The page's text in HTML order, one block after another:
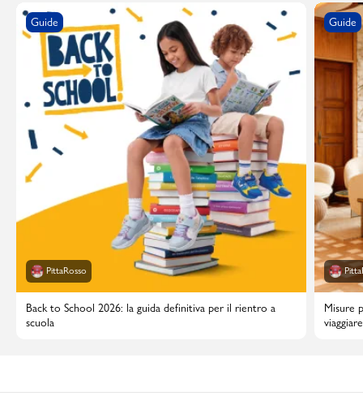
Guide
PittaRosso
Back to School 2026: la guida definitiva per il rientro a
scuola
Guide
Misure